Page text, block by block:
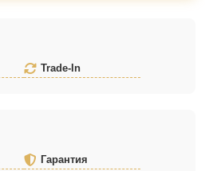
Trade-In
Гарантия